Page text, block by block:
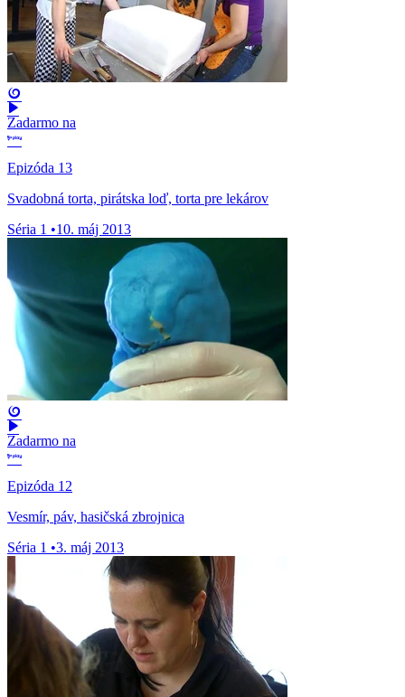
Zadarmo na
Epizóda 13
Svadobná torta, pirátska loď, torta pre lekárov
Séria 1 •10. máj 2013
Zadarmo na
Epizóda 12
Vesmír, páv, hasičská zbrojnica
Séria 1 •3. máj 2013